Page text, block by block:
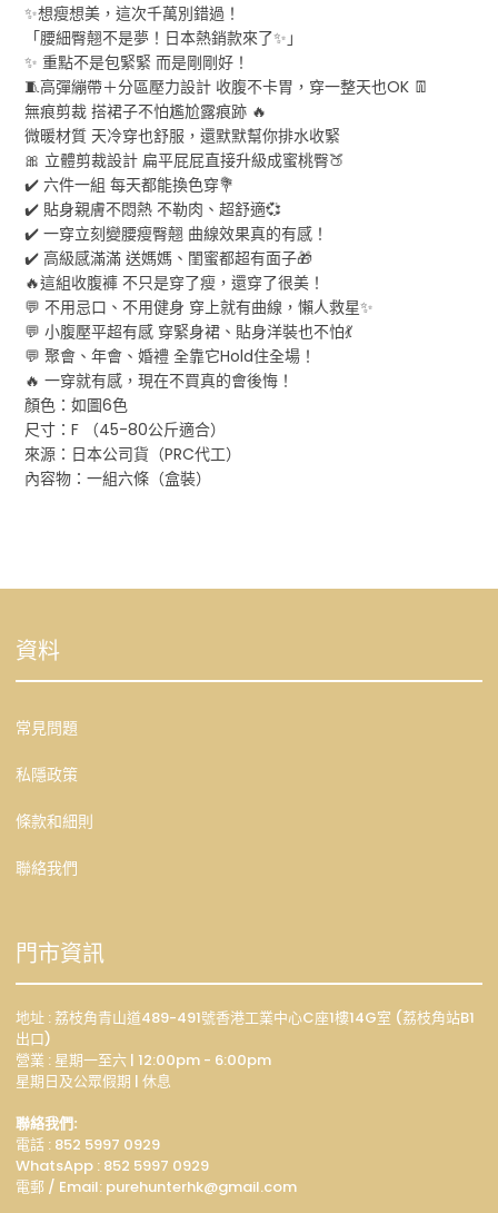
✨想瘦想美，這次千萬別錯過！
「腰細臀翹不是夢！日本熱銷款來了✨」
✨ 重點不是包緊緊 而是剛剛好！
🧵高彈繃帶＋分區壓力設計 收腹不卡胃，穿一整天也OK 👖
無痕剪裁 搭裙子不怕尷尬露痕跡 🔥
微暖材質 天冷穿也舒服，還默默幫你排水收緊
🎀 立體剪裁設計 扁平屁屁直接升級成蜜桃臀🍑
✔️ 六件一組 每天都能換色穿💐
✔️ 貼身親膚不悶熱 不勒肉、超舒適💞
✔️ 一穿立刻變腰瘦臀翹 曲線效果真的有感！
✔️ 高級感滿滿 送媽媽、閨蜜都超有面子🎁
🔥這組收腹褲 不只是穿了瘦，還穿了很美！
💬 不用忌口、不用健身 穿上就有曲線，懶人救星✨
💬 小腹壓平超有感 穿緊身裙、貼身洋裝也不怕💃
💬 聚會、年會、婚禮 全靠它Hold住全場！
🔥 一穿就有感，現在不買真的會後悔！
顏色：如圖6色
尺寸：F （45-80公斤適合）
來源：日本公司貨（PRC代工）
內容物：一組六條（盒裝）
資料
常見問題
私隱政策
條款和細則
聯絡我們
門市資訊
地址 : 荔枝角青山道489-491號香港工業中心C座1樓14G室 (荔枝角站B1
出口)
營業 : 星期一至六 | 12:00pm - 6:00pm
星期日及公眾假期 | 休息
聯絡我們:
電話 : 852 5997 0929
WhatsApp : 852 5997 0929
電郵 / Email: purehunterhk@gmail.com